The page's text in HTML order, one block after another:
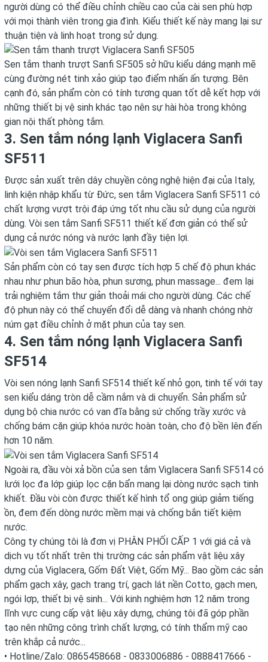
người dùng có thể điều chỉnh chiều cao của cài sen phù hợp
với mọi thành viên trong gia đình. Kiểu thiết kế này mang lại sư
thuận tiện và linh hoạt trong sử dụng.
Sen tắm thanh trượt Sanfi SF505 sở hữu kiểu dáng mạnh mẽ
cùng đường nét tinh xảo giúp tạo điểm nhấn ấn tượng. Bên
cạnh đó, sản phẩm còn có tính tương quan tốt dễ kết hợp với
những thiết bị vệ sinh khác tạo nên sự hài hòa trong không
gian nội thất phòng tắm.
3. Sen tắm nóng lạnh Viglacera Sanfi
SF511
Được sản xuất trên dây chuyền công nghệ hiện đại của Italy,
linh kiện nhập khẩu từ Đức, sen tắm Viglacera Sanfi SF511 có
chất lượng vượt trội đáp ứng tốt nhu cầu sử dụng của người
dùng. Vòi sen tắm Sanfi SF511 thiết kế đơn giản có thể sử
dụng cả nước nóng và nước lạnh đầy tiện lợi.
Sản phẩm còn có tay sen được tích hợp 5 chế độ phun khác
nhau như phun bão hòa, phun sương, phun massage... đem lại
trải nghiệm tắm thư giản thoải mái cho người dùng. Các chế
độ phun này có thể chuyển đổi dễ dàng và nhanh chóng nhờ
núm gạt điều chỉnh ở mặt phun của tay sen.
4. Sen tắm nóng lạnh Viglacera Sanfi
SF514
Vòi sen nóng lạnh Sanfi SF514 thiết kế nhỏ gọn, tinh tế với tay
sen kiểu dáng tròn dễ cầm nắm và di chuyển. Sản phẩm sử
dụng bộ chia nước có van đĩa bằng sứ chống trầy xước và
chống bám cặn giúp khóa nước hoàn toàn, cho độ bền lên đến
hơn 10 năm.
Ngoài ra, đầu vòi xả bồn của sen tắm Viglacera Sanfi SF514 có
lưới lọc đa lớp giúp lọc cặn bẩn mang lại dòng nước sạch tinh
khiết. Đầu vòi còn được thiết kế hình tổ ong giúp giảm tiếng
ồn, đem đến dòng nước mềm mại và chống bắn tiết kiệm
nước.
Công ty chúng tôi là đơn vị PHÂN PHỐI CẤP 1 với giá cả và
dịch vụ tốt nhất trên thị trường các sản phẩm vật liệu xây
dựng của Viglacera, Gốm Đất Việt, Gốm Mỹ... Bao gồm các sản
phẩm gạch xây, gạch trang trí, gạch lát nền Cotto, gạch men,
ngói lợp, thiết bị vệ sinh... Với kinh nghiệm hơn 12 năm trong
lĩnh vực cung cấp vật liệu xây dựng, chúng tôi đã góp phần
tạo nên những công trình chất lượng, có tính thẩm mỹ cao
trên khắp cả nước...
• Hotline/Zalo: 0865458668 - 0833006886 - 0888417666 -